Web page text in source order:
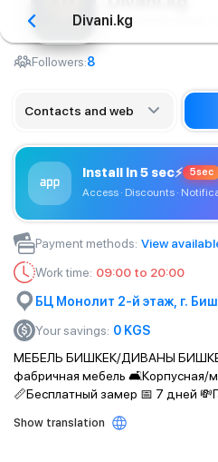
Divani.kgArchitectural design
Followers:8
Contacts and web
Install in 5 sec⚡ 5sec
Access · Discounts ·
Payment methods: View
Work time: 09:00 to 20:00
БЦ Монолит 2-й этаж, г.
Your savings: 0 KGS
МЕБЕЛЬ БИШКЕК/ДИВАНЫ
фабричная мебель 🛋Корпусная/
📏Бесплатный замер 📅 7 дней
Show translation